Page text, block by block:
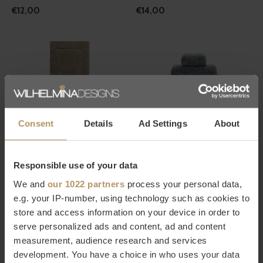
Consent Details Ad Settings About
Responsible use of your data
We and our 1022 partners process your personal data,
e.g. your IP-number, using technology such as cookies to
store and access information on your device in order to
serve personalized ads and content, ad and content
measurement, audience research and services
development. You have a choice in who uses your data
€12,00 €14,00
Graccioza
TAPIS DE BAIN 'EGOIST' -
STONE
€179,00
Graccioza
SERVIETTE 'EGOIST' - STEEL
€17,00